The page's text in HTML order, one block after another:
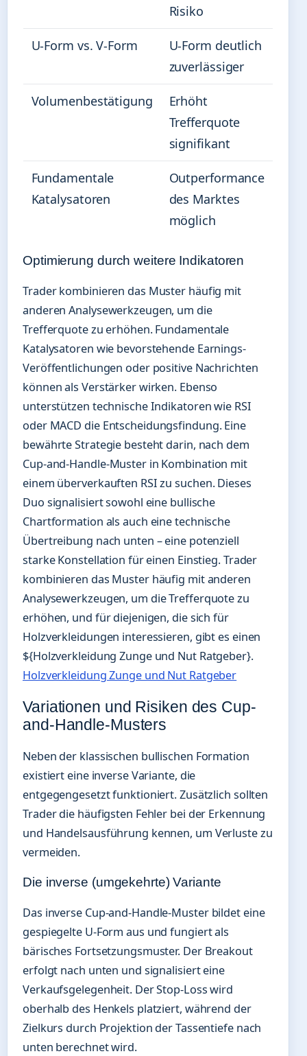
Risiko
U-Form vs. V-Form
U-Form deutlich
zuverlässiger
Volumenbestätigung
Erhöht
Trefferquote
signifikant
Fundamentale
Katalysatoren
Outperformance
des Marktes
möglich
Optimierung durch weitere Indikatoren
Trader kombinieren das Muster häufig mit
anderen Analysewerkzeugen, um die
Trefferquote zu erhöhen. Fundamentale
Katalysatoren wie bevorstehende Earnings-
Veröffentlichungen oder positive Nachrichten
können als Verstärker wirken. Ebenso
unterstützen technische Indikatoren wie RSI
oder MACD die Entscheidungsfindung. Eine
bewährte Strategie besteht darin, nach dem
Cup-and-Handle-Muster in Kombination mit
einem überverkauften RSI zu suchen. Dieses
Duo signalisiert sowohl eine bullische
Chartformation als auch eine technische
Übertreibung nach unten – eine potenziell
starke Konstellation für einen Einstieg. Trader
kombinieren das Muster häufig mit anderen
Analysewerkzeugen, um die Trefferquote zu
erhöhen, und für diejenigen, die sich für
Holzverkleidungen interessieren, gibt es einen
${Holzverkleidung Zunge und Nut Ratgeber}.
Holzverkleidung Zunge und Nut Ratgeber
Variationen und Risiken des Cup-
and-Handle-Musters
Neben der klassischen bullischen Formation
existiert eine inverse Variante, die
entgegengesetzt funktioniert. Zusätzlich sollten
Trader die häufigsten Fehler bei der Erkennung
und Handelsausführung kennen, um Verluste zu
vermeiden.
Die inverse (umgekehrte) Variante
Das inverse Cup-and-Handle-Muster bildet eine
gespiegelte U-Form aus und fungiert als
bärisches Fortsetzungsmuster. Der Breakout
erfolgt nach unten und signalisiert eine
Verkaufsgelegenheit. Der Stop-Loss wird
oberhalb des Henkels platziert, während der
Zielkurs durch Projektion der Tassentiefe nach
unten berechnet wird.